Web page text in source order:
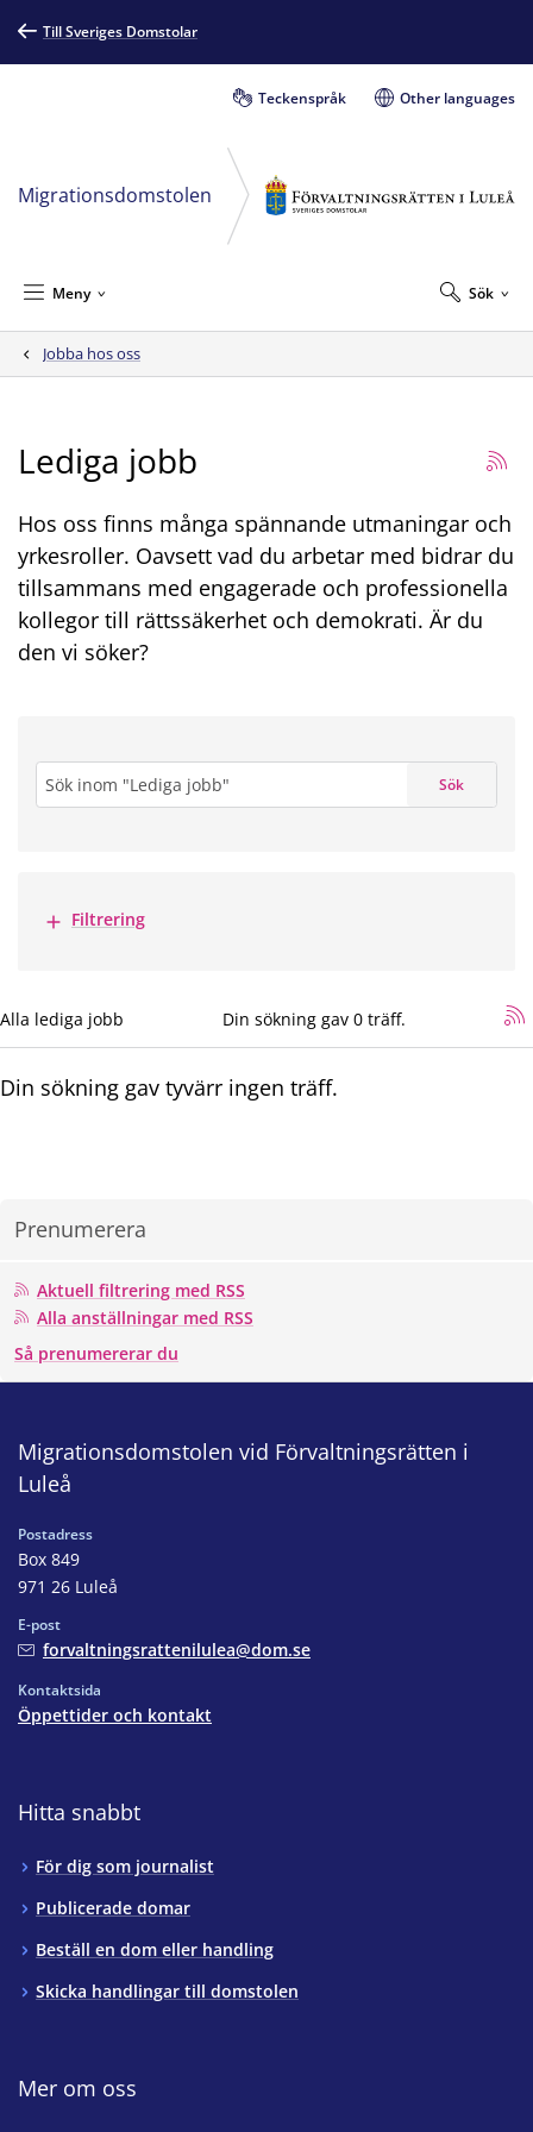
Till Sveriges Domstolar
Teckenspråk Other languages
Migrationsdomstolen
Sök
Meny
Jobba hos oss
Lediga jobb
Hos oss finns många spännande utmaningar och
yrkesroller. Oavsett vad du arbetar med bidrar du
tillsammans med engagerade och professionella
kollegor till rättssäkerhet och demokrati. Är du
den vi söker?
sökning *
Alla lediga jobb Din sökning gav 0 träff.
Din sökning gav tyvärr ingen träff.
Prenumerera
Aktuell filtrering med RSS
Alla anställningar med RSS
Så prenumererar du
Sök
Visa merFiltrering
Migrationsdomstolen vid Förvaltningsrätten i
Luleå
Postadress
Box 849
971 26 Luleå
E-post
forvaltningsrattenilulea@dom.se
Kontaktsida
Öppettider och kontakt
Hitta snabbt
För dig som journalist
Publicerade domar
Beställ en dom eller handling
Skicka handlingar till domstolen
Mer om oss